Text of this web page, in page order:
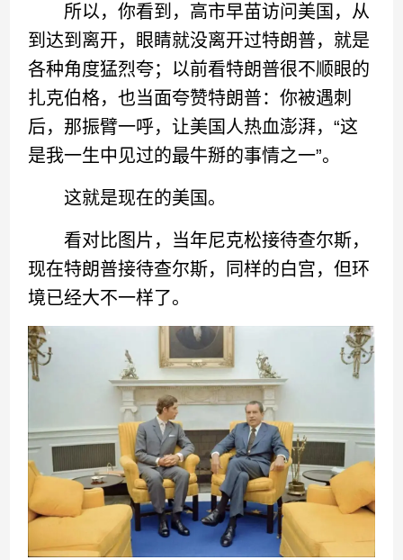
所以，你看到，高市早苗访问美国，从
到达到离开，眼睛就没离开过特朗普，就是
各种角度猛烈夸；以前看特朗普很不顺眼的
扎克伯格，也当面夸赞特朗普：你被遇刺
后，那振臂一呼，让美国人热血澎湃，“这
是我一生中见过的最牛掰的事情之一”。
这就是现在的美国。
看对比图片，当年尼克松接待查尔斯，
现在特朗普接待查尔斯，同样的白宫，但环
境已经大不一样了。